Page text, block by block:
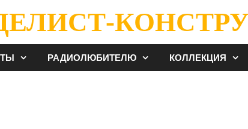
РАДИОЛЮБИТЕЛЮ КОЛЛЕКЦИЯ